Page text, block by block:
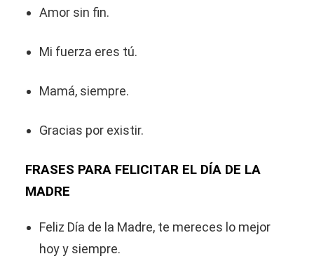
Amor sin fin.
Mi fuerza eres tú.
Mamá, siempre.
Gracias por existir.
FRASES PARA FELICITAR EL DÍA DE LA
MADRE
Feliz Día de la Madre, te mereces lo mejor
hoy y siempre.